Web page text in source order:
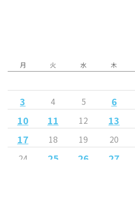
月 火 水 木
3 4 5 6
10 11 12 13
17
18 19 20
24
25 26 27